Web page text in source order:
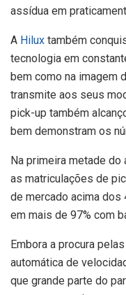
assídua em
A Hilux também
tecnologia em
bem como na imagem
transmite aos seus
pick-up também
bem demonstram os
Na primeira metade do
as matriculações de
de mercado acima dos
em mais de 97% com
Embora a procura
automática de
que grande parte do